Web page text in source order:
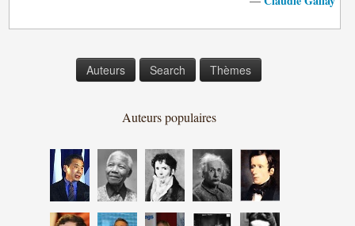
Auteurs Search Thèmes
Auteurs populaires